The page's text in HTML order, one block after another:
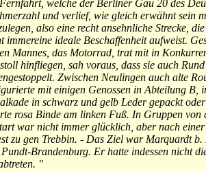
welche der Berliner Gau 20 des
und verlief, wie gleich erwähnt sein
also eine recht ansehnliche Strecke,
immereine ideale Beschaffenheit aufweist.
Mannes, das Motorrad, trat mit in
hinfliegen, sah voraus, dass sie auch
Zwischen Neulingen auch alte
mit einigen Genossen in Abteilung
in schwarz und gelb Leder gepackt
rosa Binde am linken Fuß. In Gruppen
war nicht immer glücklich, aber nach
zu gen Trebbin. - Das Ziel war Marquardt
Brandenburg. Er hatte indessen nicht
"